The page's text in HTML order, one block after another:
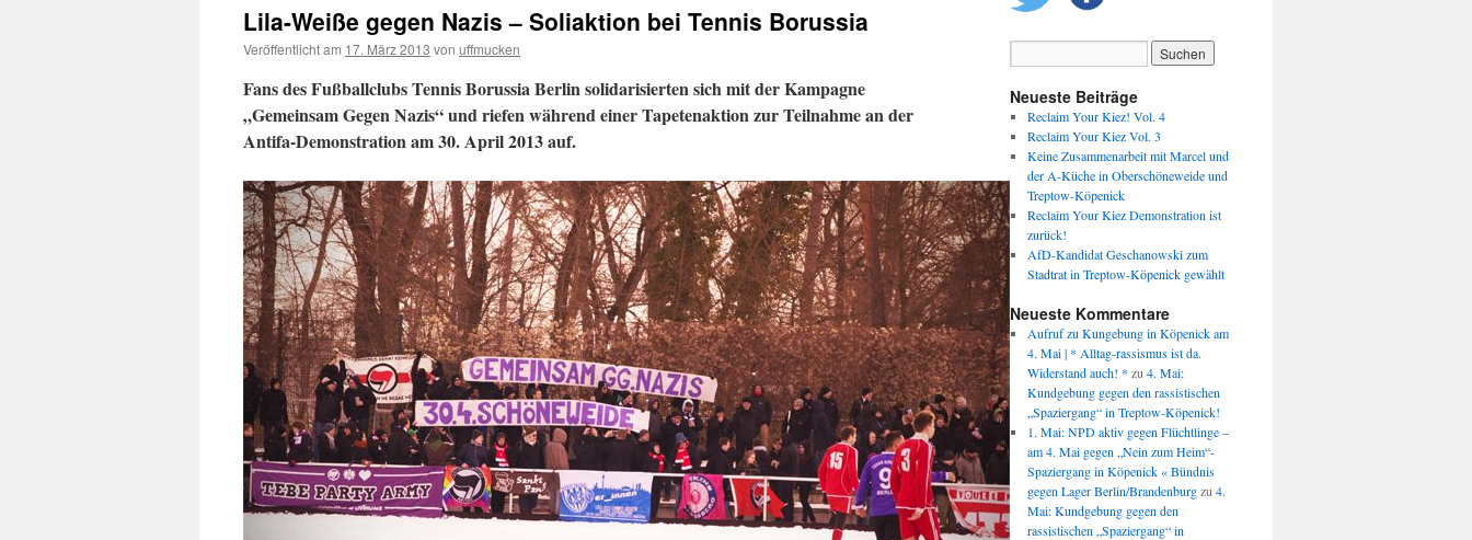
Lila-Weiße gegen Nazis – Soliaktion bei Tennis Borussia
Veröffentlicht am 17. März 2013 von uffmucken
Fans des Fußballclubs Tennis Borussia Berlin solidarisierten sich mit der Kampagne
„Gemeinsam Gegen Nazis“ und riefen während einer Tapetenaktion zur Teilnahme an der
Antifa-Demonstration am 30. April 2013 auf.
Neueste Beiträge
Reclaim Your Kiez! Vol. 4
Reclaim Your Kiez Vol. 3
Keine Zusammenarbeit mit Marcel und
der A-Küche in Oberschöneweide und
Treptow-Köpenick
Reclaim Your Kiez Demonstration ist
zurück!
AfD-Kandidat Geschanowski zum
Stadtrat in Treptow-Köpenick gewählt
Neueste Kommentare
Aufruf zu Kungebung in Köpenick am
4. Mai | * Alltag-rassismus ist da.
Widerstand auch! * zu 4. Mai:
Kundgebung gegen den rassistischen
„Spaziergang“ in Treptow-Köpenick!
1. Mai: NPD aktiv gegen Flüchtlinge –
am 4. Mai gegen „Nein zum Heim“-
Spaziergang in Köpenick « Bündnis
gegen Lager Berlin/Brandenburgzu 4.
Mai: Kundgebung gegen den
rassistischen „Spaziergang“ in